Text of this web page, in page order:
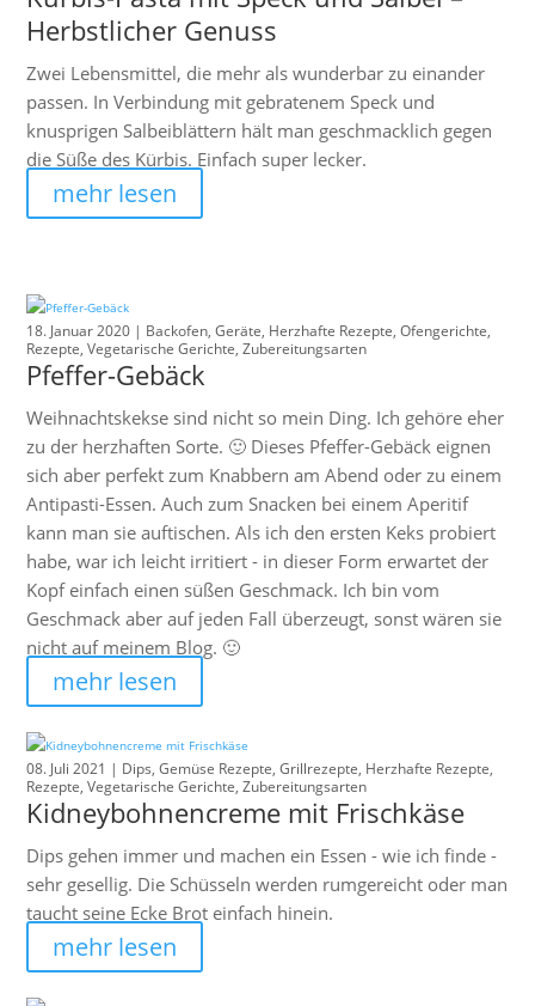
Herbstlicher Genuss
Zwei Lebensmittel, die mehr als wunderbar zu einander
passen. In Verbindung mit gebratenem Speck und
knusprigen Salbeiblättern hält man geschmacklich gegen
die Süße des Kürbis. Einfach super lecker.
mehr lesen
18. Januar 2020 | Backofen, Geräte, Herzhafte Rezepte, Ofengerichte,
Rezepte, Vegetarische Gerichte, Zubereitungsarten
Pfeffer-Gebäck
Weihnachtskekse sind nicht so mein Ding. Ich gehöre eher
zu der herzhaften Sorte. 🙂 Dieses Pfeffer-Gebäck eignen
sich aber perfekt zum Knabbern am Abend oder zu einem
Antipasti-Essen. Auch zum Snacken bei einem Aperitif
kann man sie auftischen. Als ich den ersten Keks probiert
habe, war ich leicht irritiert - in dieser Form erwartet der
Kopf einfach einen süßen Geschmack. Ich bin vom
Geschmack aber auf jeden Fall überzeugt, sonst wären sie
nicht auf meinem Blog. 🙂
mehr lesen
08. Juli 2021 | Dips, Gemüse Rezepte, Grillrezepte, Herzhafte Rezepte,
Rezepte, Vegetarische Gerichte, Zubereitungsarten
Kidneybohnencreme mit Frischkäse
Dips gehen immer und machen ein Essen - wie ich finde -
sehr gesellig. Die Schüsseln werden rumgereicht oder man
taucht seine Ecke Brot einfach hinein.
mehr lesen